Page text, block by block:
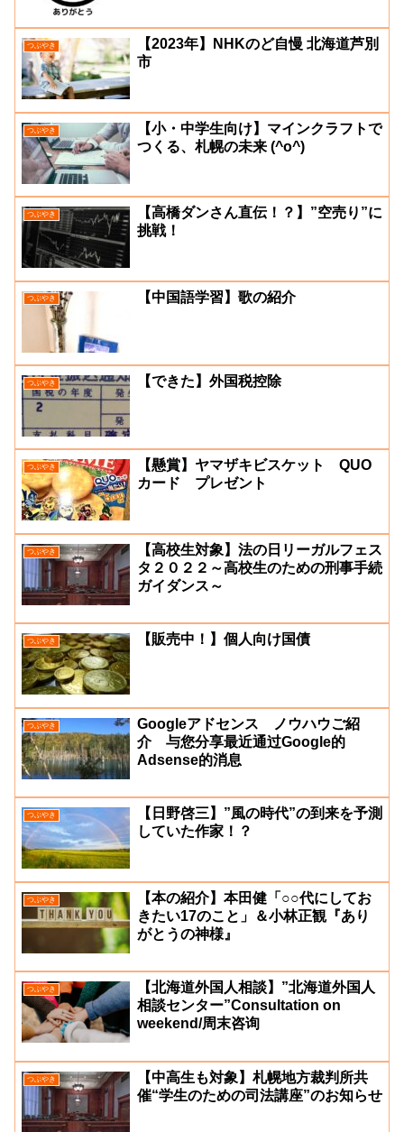
つぶやき
【2023年】NHKのど自慢 北海道芦別
市
つぶやき
【小・中学生向け】マインクラフトで
つくる、札幌の未来 (^o^)
つぶやき
【高橋ダンさん直伝！？】”空売り”に
挑戦！
つぶやき 【中国語学習】歌の紹介
つぶやき 【できた】外国税控除
つぶやき
【懸賞】ヤマザキビスケット QUO
カード プレゼント
つぶやき
【高校生対象】法の日リーガルフェス
タ２０２２～高校生のための刑事手続
ガイダンス～
つぶやき 【販売中！】個人向け国債
つぶやき
Googleアドセンス ノウハウご紹
介 与您分享最近通过Google的
Adsense的消息
つぶやき
【日野啓三】”風の時代”の到来を予測
していた作家！？
つぶやき
【本の紹介】本田健「○○代にしてお
きたい17のこと」＆小林正観『あり
がとうの神様』
つぶやき
【北海道外国人相談】”北海道外国人
相談センター”Consultation on
weekend/周末咨询
つぶやき
【中高生も対象】札幌地方裁判所共
催“学生のための司法講座”のお知らせ